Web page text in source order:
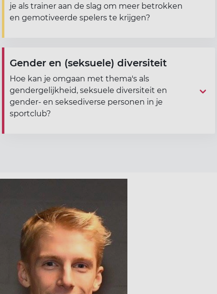
je als trainer aan de slag om meer betrokken
en gemotiveerde spelers te krijgen?
Gender en (seksuele) diversiteit
Hoe kan je omgaan met thema's als
gendergelijkheid, seksuele diversiteit en
gender- en seksediverse personen in je
sportclub?